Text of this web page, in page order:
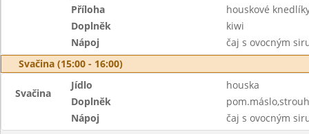
Příloha
houskové
Doplněk
kiwi
Nápoj
čaj s ovocným
Svačina (15:00 - 16:00)
Svačina
Jídlo
houska
Doplněk
Nápoj
čaj s ovocným